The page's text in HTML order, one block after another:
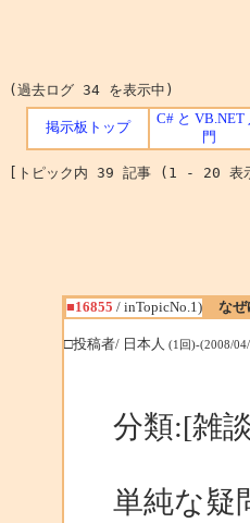
(過去ログ 34 を表示中)
掲示板トップ
C# と VB.NET
門
[トピック内 39 記事 (1 - 20
■16855 / inTopicNo.1) なぜ
□投稿者/ 日本人 (1回)-(2008/
分類:[雑
単純な疑